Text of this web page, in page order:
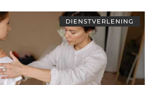
DIENSTVERLENING